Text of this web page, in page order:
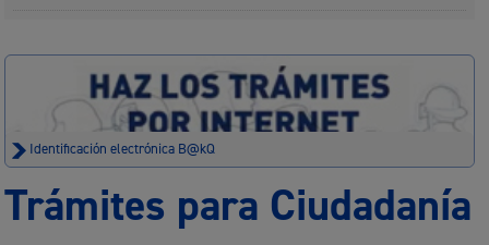
Identificación electrónica B@kQ
Trámites para Ciudadanía